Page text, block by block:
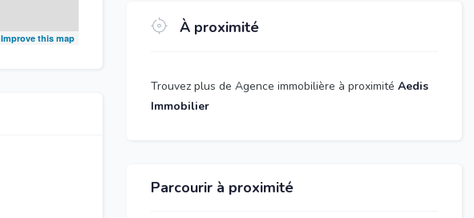
Improve this map
À proximité
Trouvez plus de Agence immobilière à proximité Aedis
Immobilier
Parcourir à proximité